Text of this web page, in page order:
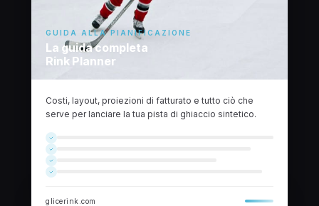
GUIDA ALLA PIANIFICAZIONE
La guida completa
Rink Planner
Costi, layout, proiezioni di fatturato e tutto ciò che
serve per lanciare la tua pista di ghiaccio sintetico.
glicerink.com